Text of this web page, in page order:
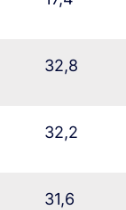
32,8
32,2
31,6